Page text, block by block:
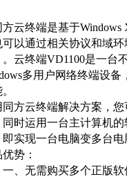
云终端是基于Windows
可以通过相关协议和域
。云终端VD1100是一台
多用户网络终端设
同方云终端解决方案，
同时运用一台主计算机
即实现一台电脑变多台电
势：
无需购买多个正版软